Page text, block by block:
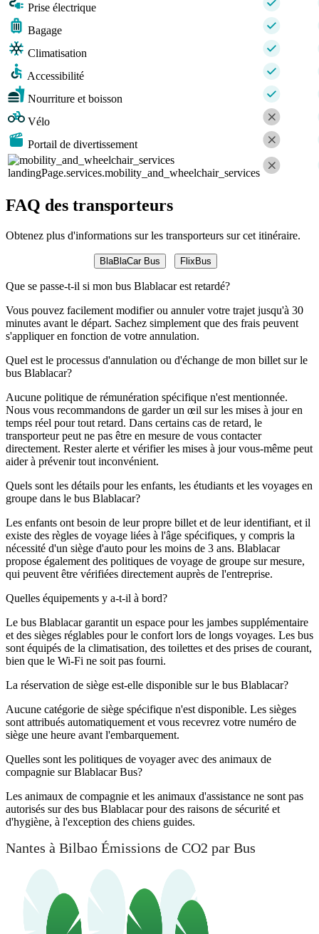
Prise électrique
Bagage
Climatisation
Accessibilité
Nourriture et boisson
Vélo
Portail de divertissement
landingPage.services.mobility_and_wheelchair_services
FAQ des transporteurs
Obtenez plus d'informations sur les transporteurs sur cet itinéraire.
BlaBlaCar Bus FlixBus
Que se passe-t-il si mon bus Blablacar est retardé?
Vous pouvez facilement modifier ou annuler votre trajet jusqu'à 30
minutes avant le départ. Sachez simplement que des frais peuvent
s'appliquer en fonction de votre annulation.
Quel est le processus d'annulation ou d'échange de mon billet sur le
bus Blablacar?
Aucune politique de rémunération spécifique n'est mentionnée.
Nous vous recommandons de garder un œil sur les mises à jour en
temps réel pour tout retard. Dans certains cas de retard, le
transporteur peut ne pas être en mesure de vous contacter
directement. Rester alerte et vérifier les mises à jour vous-même peut
aider à prévenir tout inconvénient.
Quels sont les détails pour les enfants, les étudiants et les voyages en
groupe dans le bus Blablacar?
Les enfants ont besoin de leur propre billet et de leur identifiant, et il
existe des règles de voyage liées à l'âge spécifiques, y compris la
nécessité d'un siège d'auto pour les moins de 3 ans. Blablacar
propose également des politiques de voyage de groupe sur mesure,
qui peuvent être vérifiées directement auprès de l'entreprise.
Quelles équipements y a-t-il à bord?
Le bus Blablacar garantit un espace pour les jambes supplémentaire
et des sièges réglables pour le confort lors de longs voyages. Les bus
sont équipés de la climatisation, des toilettes et des prises de courant,
bien que le Wi-Fi ne soit pas fourni.
La réservation de siège est-elle disponible sur le bus Blablacar?
Aucune catégorie de siège spécifique n'est disponible. Les sièges
sont attribués automatiquement et vous recevrez votre numéro de
siège une heure avant l'embarquement.
Quelles sont les politiques de voyager avec des animaux de
compagnie sur Blablacar Bus?
Les animaux de compagnie et les animaux d'assistance ne sont pas
autorisés sur des bus Blablacar pour des raisons de sécurité et
d'hygiène, à l'exception des chiens guides.
Nantes à Bilbao Émissions de CO2 par Bus